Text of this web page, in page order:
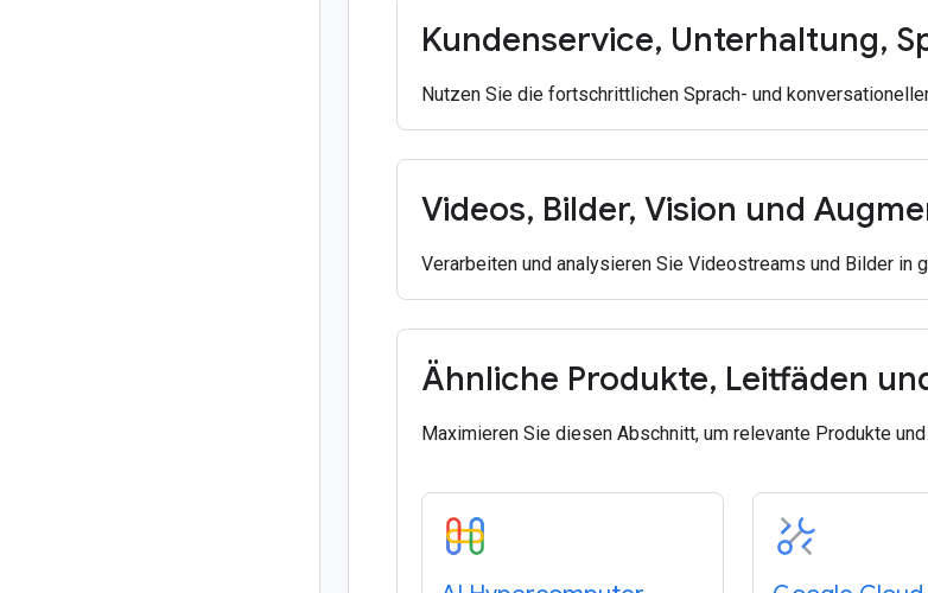
Kundenservice, Unterhaltung,
Nutzen Sie die fortschrittlichen Sprach- und
Videos, Bilder, Vision und
Verarbeiten und analysieren Sie Videostreams und Bilder in
Ähnliche Produkte, Leitfäden
Maximieren Sie diesen Abschnitt, um relevante Produkte